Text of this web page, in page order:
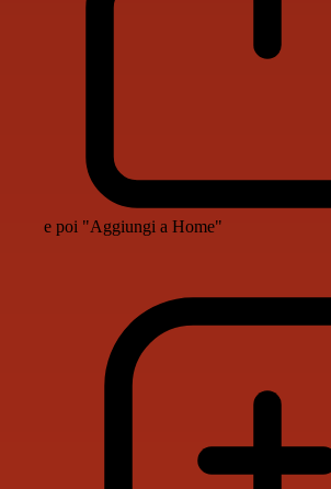
e poi "Aggiungi a Home"